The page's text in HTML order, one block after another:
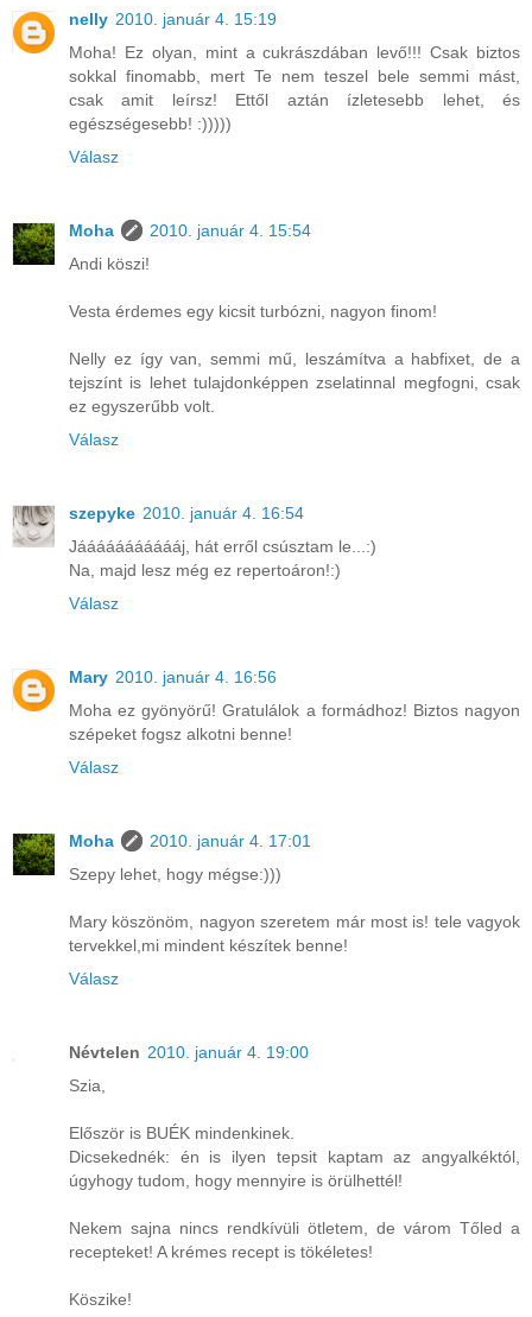
nelly 2010. január 4. 15:19
Moha! Ez olyan, mint a cukrászdában levő!!! Csak biztos
sokkal finomabb, mert Te nem teszel bele semmi mást,
csak amit leírsz! Ettől aztán ízletesebb lehet, és
egészségesebb! :)))))
Válasz
Moha
2010. január 4. 15:54
Andi köszi!
Vesta érdemes egy kicsit turbózni, nagyon finom!
Nelly ez így van, semmi mű, leszámítva a habfixet, de a
tejszínt is lehet tulajdonképpen zselatinnal megfogni, csak
ez egyszerűbb volt.
Válasz
szepyke 2010. január 4. 16:54
Jáááááááááááj, hát erről csúsztam le...:)
Na, majd lesz még ez repertoáron!:)
Válasz
Mary 2010. január 4. 16:56
Moha ez gyönyörű! Gratulálok a formádhoz! Biztos nagyon
szépeket fogsz alkotni benne!
Válasz
Moha
2010. január 4. 17:01
Szepy lehet, hogy mégse:)))
Mary köszönöm, nagyon szeretem már most is! tele vagyok
tervekkel,mi mindent készítek benne!
Válasz
Névtelen 2010. január 4. 19:00
Szia,
Először is BUÉK mindenkinek.
Dicsekednék: én is ilyen tepsit kaptam az angyalkéktól,
úgyhogy tudom, hogy mennyire is örülhettél!
Nekem sajna nincs rendkívüli ötletem, de várom Tőled a
recepteket! A krémes recept is tökéletes!
Köszike!